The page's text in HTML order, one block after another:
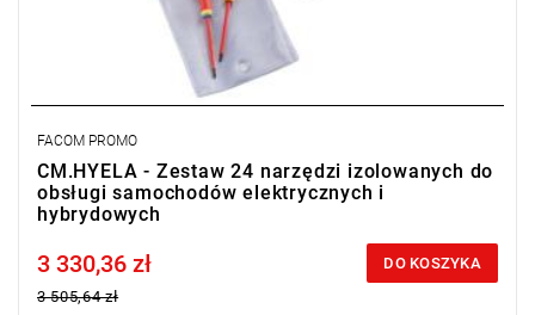
FACOM PROMO
CM.HYELA - Zestaw 24 narzędzi izolowanych do
obsługi samochodów elektrycznych i
hybrydowych
Price tax included
3 330,36 zł
3 505,64 zł
DO KOSZYKA